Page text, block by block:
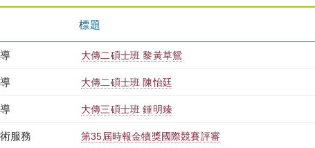
標題
大傳二碩士班 黎黃草鴛
大傳二碩士班 陳怡廷
大傳三碩士班 鍾明臻
服務 第35屆時報金犢獎國際競賽評審